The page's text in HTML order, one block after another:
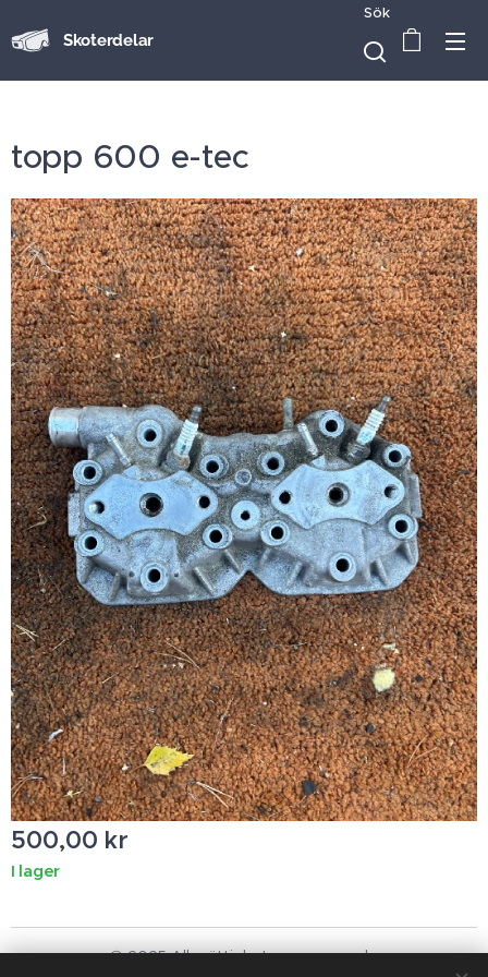
Skoterdelar
Sök
topp 600 e-tec
500,00 kr
I lager
© 2025 Alla rättigheter reserverade